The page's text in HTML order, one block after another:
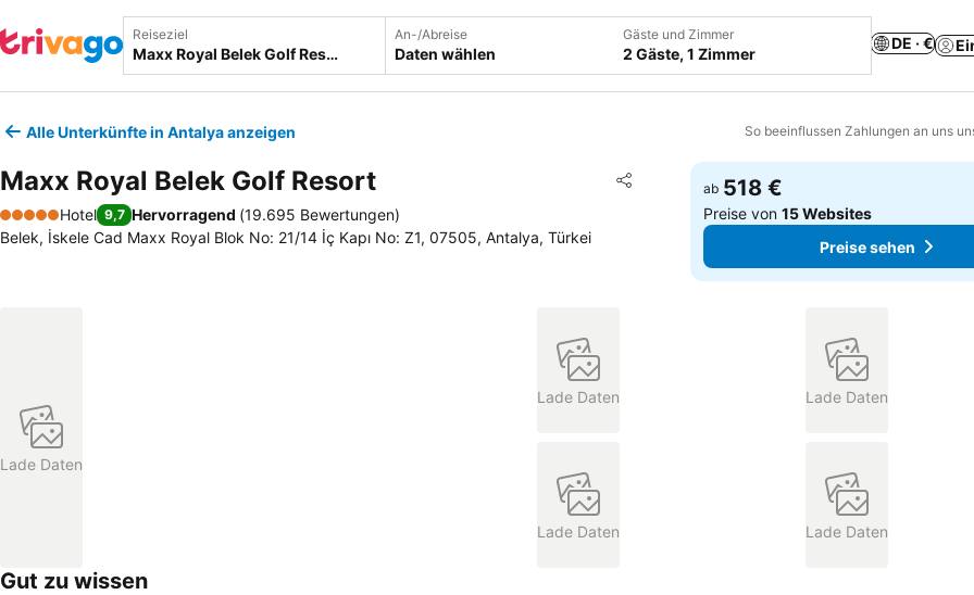
Reiseziel An-/Abreise
Daten wählen
Gäste und Zimmer
2 Gäste, 1 Zimmer
DE · €
Alle Unterkünfte in Antalya anzeigen So beeinflussen Zahlungen an uns
Maxx Royal Belek Golf Resort Teilen
Zu Favoriten hinzufügen
5 Sterne
Hotel 9,7 Hervorragend (19.695 Bewertungen)
Belek, İskele Cad Maxx Royal Blok No: 21/14 İç Kapı No: Z1, 07505, Antalya, Türkei
ab 518 €
Preise von15 Websites
Preise sehen
Lade Daten
Lade Daten Lade Daten
Lade Daten Lade Daten
Gut zu wissen